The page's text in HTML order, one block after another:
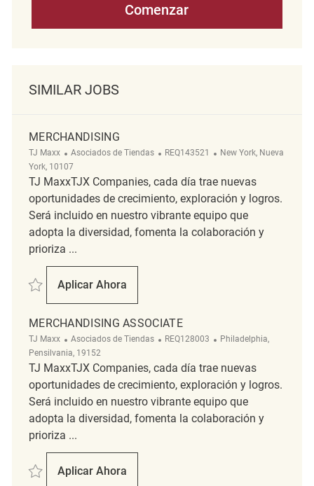
Comenzar
SIMILAR JOBS
MERCHANDISING
TJ Maxx Categoría
Asociados de Tiendas ReqId
REQ143521 Ubicación
New York, Nueva
York, 10107
TJ MaxxTJX Companies, cada día trae nuevas
oportunidades de crecimiento, exploración y logros.
Será incluido en nuestro vibrante equipo que
adopta la diversidad, fomenta la colaboración y
prioriza ...
Salvar Merchandising REQ143521
Aplicar Ahora
Merchandising
MERCHANDISING ASSOCIATE
TJ Maxx Categoría
Asociados de Tiendas ReqId
REQ128003 Ubicación
Philadelphia,
Pensilvania, 19152
TJ MaxxTJX Companies, cada día trae nuevas
oportunidades de crecimiento, exploración y logros.
Será incluido en nuestro vibrante equipo que
adopta la diversidad, fomenta la colaboración y
prioriza ...
Salvar Merchandising Associate REQ128003
Aplicar Ahora
Merchandising Associate